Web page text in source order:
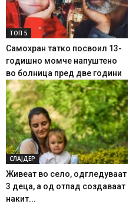
ТОП 5
Самохран татко посвоил 13-
годишно момче напуштено
во болница пред две години
СЛАЈДЕР
Живеат во село, одгледуваат
3 деца, а од отпад создаваат
накит...